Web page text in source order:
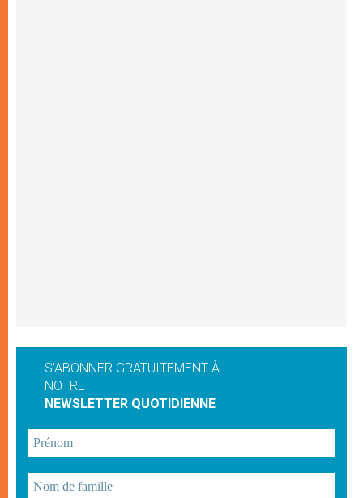
S'ABONNER GRATUITEMENT À
NOTRE
NEWSLETTER QUOTIDIENNE